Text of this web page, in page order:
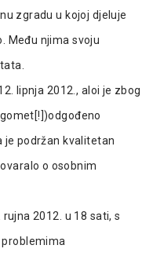
zgradu u kojoj djeluje
Među njima svoju
lipnja 2012., aloi je zbog
je podržan kvalitetan
o osobnim
2012. u 18 sati, s